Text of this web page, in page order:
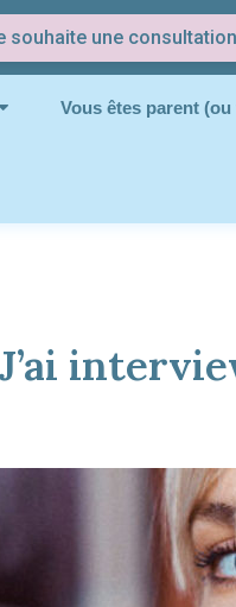
souhaite une consultation
Vous êtes parent
J’ai